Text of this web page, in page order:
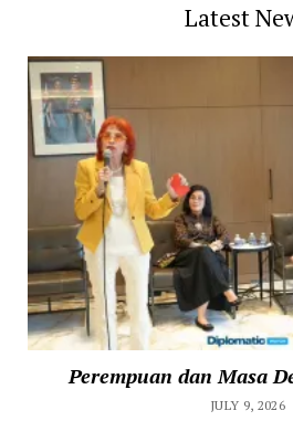
Latest
Perempuan dan Masa
JULY 9, 2026